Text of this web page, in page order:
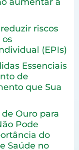
riscos
(EPIs)
Essenciais
de
que Sua
Ouro para
Pode
do
Saúde no